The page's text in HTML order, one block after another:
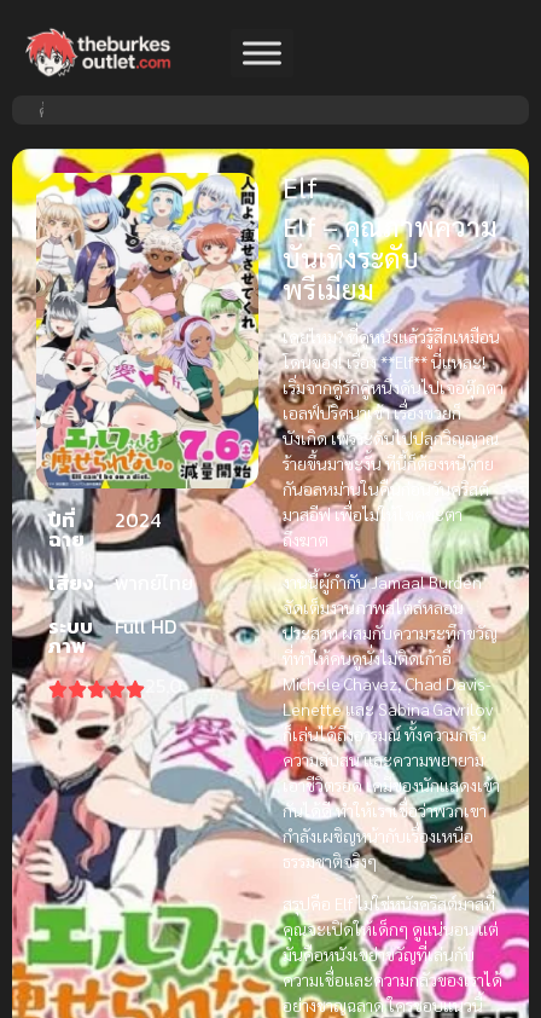
ปีที่
ฉาย
2024
เสียง
พากย์ไทย
ระบบ
ภาพ
Full HD
25.0
Elf
Elf – คุณภาพความ
บันเทิงระดับ
พรีเมียม
เคยไหม? ที่ดูหนังแล้วรู้สึกเหมือน
โดนของ! เรื่อง **Elf** นี่แหละ!
เริ่มจากคู่รักคู่หนึ่งดันไปเจอตุ๊กตา
เอลฟ์ปริศนาเข้า เรื่องซวยก็
บังเกิด เพราะดันไปปลุกวิญญาณ
ร้ายขึ้นมาซะงั้น ทีนี้ก็ต้องหนีตาย
กันอลหม่านในคืนก่อนวันคริสต์
มาสอีฟ เพื่อไม่ให้โชคชะตา
ถึงฆาต
งานนี้ผู้กำกับ Jamaal Burden
จัดเต็มงานภาพสไตล์หลอน
ประสาท ผสมกับความระทึกขวัญ
ที่ทำให้คนดูนั่งไม่ติดเก้าอี้
Michele Chavez, Chad Davis-
Lenette และ Sabina Gavrilov
ก็เล่นได้ถึงอารมณ์ ทั้งความกลัว
ความสับสน และความพยายาม
เอาชีวิตรอด เคมีของนักแสดงเข้า
กันได้ดี ทำให้เราเชื่อว่าพวกเขา
กำลังเผชิญหน้ากับเรื่องเหนือ
ธรรมชาติจริงๆ
สรุปคือ Elf ไม่ใช่หนังคริสต์มาสที่
คุณจะเปิดให้เด็กๆ ดูแน่นอน แต่
มันคือหนังเขย่าขวัญที่เล่นกับ
ความเชื่อและความกลัวของเราได้
อย่างชาญฉลาด ใครชอบแนวนี้